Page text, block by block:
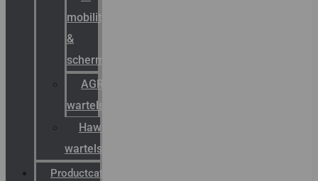
mobility
&
schermstromen
AGRO
wartels
Hawke
wartels
Productcatalogus